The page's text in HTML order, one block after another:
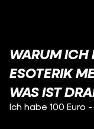
WARUM ICH
ESOTERIK
WAS IST